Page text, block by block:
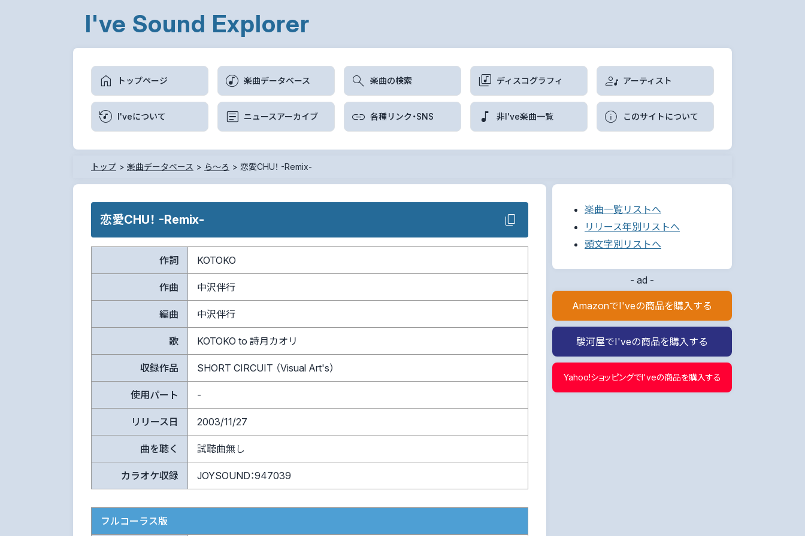
I've Sound Explorer
トップページ 楽曲データベース 楽曲の検索 ディスコグラフィ アーティスト
I'veについて ニュースアーカイブ 各種リンク・SNS 非I've楽曲一覧 このサイトについて
トップ > 楽曲データベース > ら～ろ > 恋愛CHU！ -Remix-
恋愛CHU！ -Remix-
作詞 KOTOKO
作曲 中沢伴行
編曲 中沢伴行
歌 KOTOKO to 詩月カオリ
収録作品 SHORT CIRCUIT （Visual Art's）
使用パート -
リリース日 2003/11/27
曲を聴く 試聴曲無し
カラオケ収録 JOYSOUND：947039
フルコーラス版
楽曲一覧リストへ
リリース年別リストへ
頭文字別リストへ
- ad -
AmazonでI'veの商品を購入する
駿河屋でI'veの商品を購入する
Yahoo!ショッピングでI'veの商品を購入する